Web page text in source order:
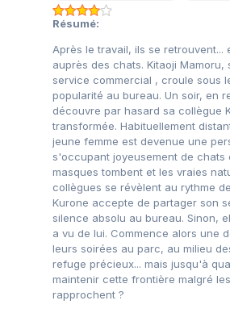
Résumé:
Après le travail, ils se retrouvent...
auprès des chats. Kitaoji Mamoru,
service commercial , croule sous
popularité au bureau. Un soir, en
découvre par hasard sa collègue
transformée. Habituellement
jeune femme est devenue une
s'occupant joyeusement de chats
masques tombent et les vraies
collègues se révèlent au rythme
Kurone accepte de partager son
silence absolu au bureau. Sinon,
a vu de lui. Commence alors une
leurs soirées au parc, au milieu
refuge précieux... mais jusqu'à
maintenir cette frontière malgré
rapprochent ?